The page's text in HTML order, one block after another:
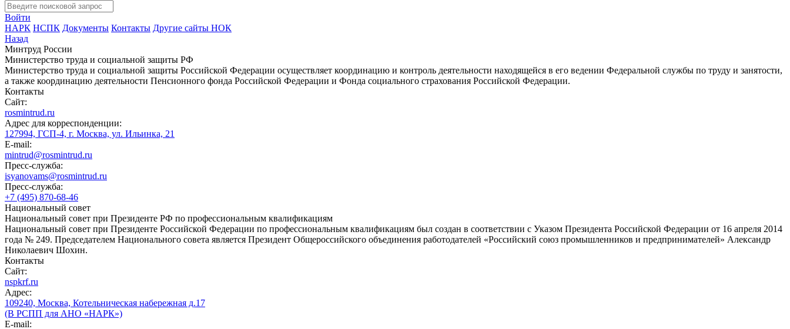
Войти
НАРК НСПК Документы Контакты Другие сайты НОК
Назад
Минтруд России
Министерство труда и социальной защиты РФ
Министерство труда и социальной защиты Российской Федерации осуществляет координацию и контроль деятельности находящейся в его ведении Федеральной службы по труду и занятости,
а также координацию деятельности Пенсионного фонда Российской Федерации и Фонда социального страхования Российской Федерации.
Контакты
Сайт:
rosmintrud.ru
Адрес для корреспонденции:
127994, ГСП-4, г. Москва, ул. Ильинка, 21
E-mail:
mintrud@rosmintrud.ru
Пресс-служба:
isyanovams@rosmintrud.ru
Пресс-служба:
+7 (495) 870-68-46
Национальный совет
Национальный совет при Президенте РФ по профессиональным квалификациям
Национальный совет при Президенте Российской Федерации по профессиональным квалификациям был создан в соответствии с Указом Президента Российской Федерации от 16 апреля 2014
года № 249. Председателем Национального совета является Президент Общероссийского объединения работодателей «Российский союз промышленников и предпринимателей» Александр
Николаевич Шохин.
Контакты
Сайт:
nspkrf.ru
Адрес:
109240, Москва, Котельническая набережная д.17
(В РСПП для АНО «НАРК»)
E-mail: